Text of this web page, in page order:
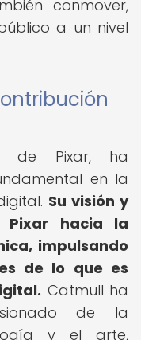
conmover,
a un nivel
de Pixar, ha
en la
Su visión y
Pixar hacia la
impulsando
de lo que es
Catmull ha
de la
y el arte,